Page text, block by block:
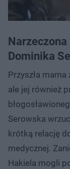
Dominika
Przyszła
ale jej również
Serowska
krótką relację
medycznej.
Hakiela mogli